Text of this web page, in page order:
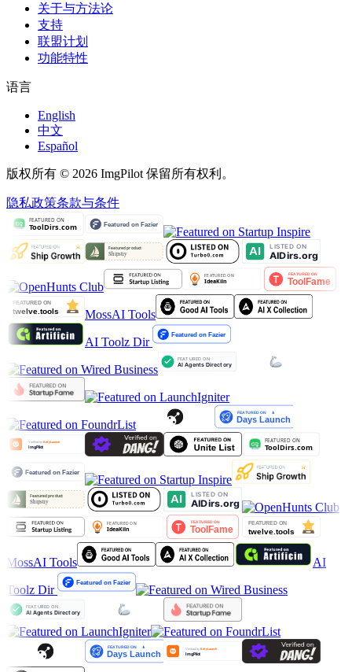
关于与方法论
支持
联盟计划
功能特性
语言
English
中文
Español
版权所有 © 2026 ImgPilot 保留所有权利。
隐私政策条款与条件
MossAI Tools
AI Toolz Dir
MossAI Tools AI
Toolz Dir